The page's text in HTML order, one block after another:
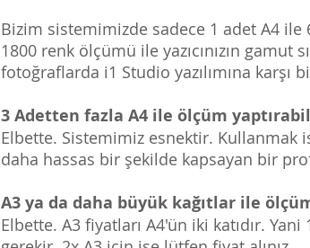
Bizim sistemimizde sadece 1 adet A4
1800 renk ölçümü ile yazıcınızın gamut
fotoğraflarda i1 Studio yazılımına
3 Adetten fazla A4 ile ölçüm
Elbette. Sistemimiz esnektir. Kullanmak
daha hassas bir şekilde kapsayan bir
A3 ya da daha büyük kağıtlar ile
Elbette. A3 fiyatları A4'ün iki katıdır.